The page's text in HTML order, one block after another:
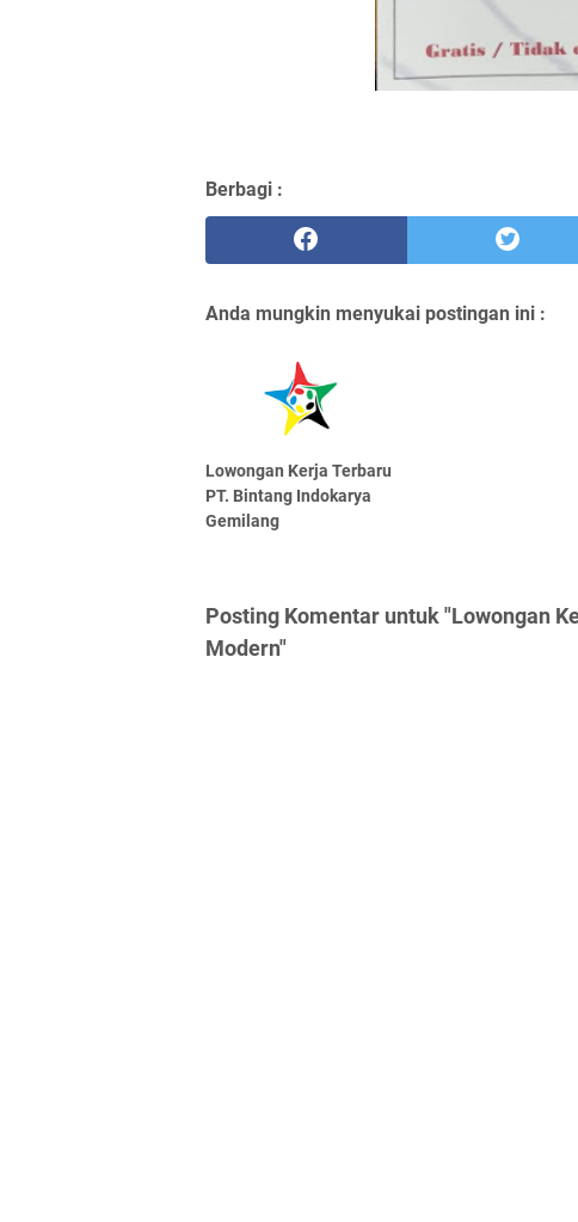
Berbagi :
Anda mungkin menyukai postingan ini :
Lowongan Kerja Terbaru
PT. Bintang Indokarya
Gemilang
Posting Komentar untuk "Lowongan
Modern"